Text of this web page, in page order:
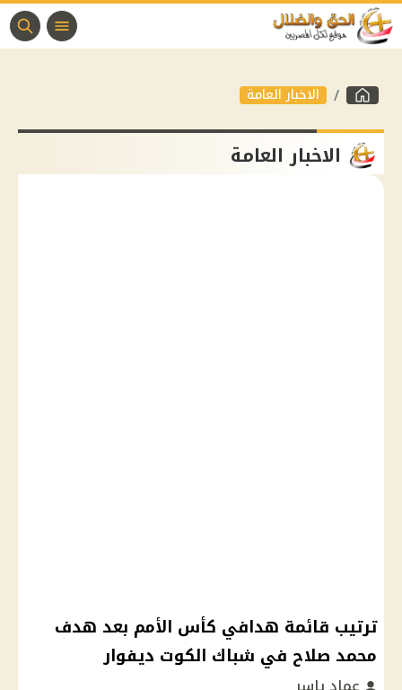
الاخبار العامة
الاخبار العامة
ترتيب قائمة هدافي كأس الأمم بعد هدف
محمد صلاح في شباك الكوت ديفوار